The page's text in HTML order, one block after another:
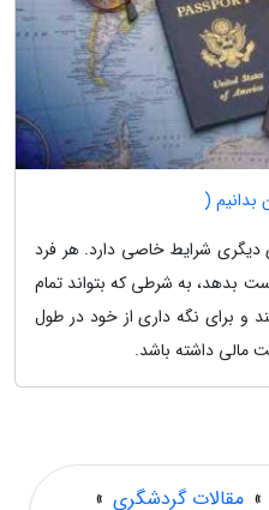
بدانیم (
دیگری شرایط خاصی دارد. هر فرد
بدهد، به شرطی که بتواند تمام
و برای نگه داری از خود در طول
مالی داشته باشد.
» مقالات گردشگری »